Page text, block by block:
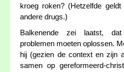
kroeg roken? (Hetzelfde
andere drugs.)
Balkenende zei laatst,
problemen moeten oplossen.
hij (gezien de context en zijn
samen op gereformeerd-